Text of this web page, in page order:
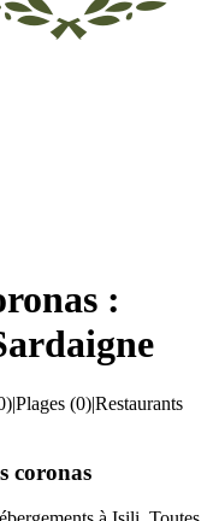
:
|Plages (0)|Restaurants
coronas